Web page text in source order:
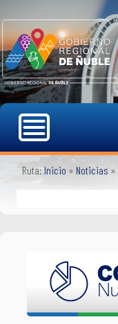
Ruta: Inicio » Noticias »